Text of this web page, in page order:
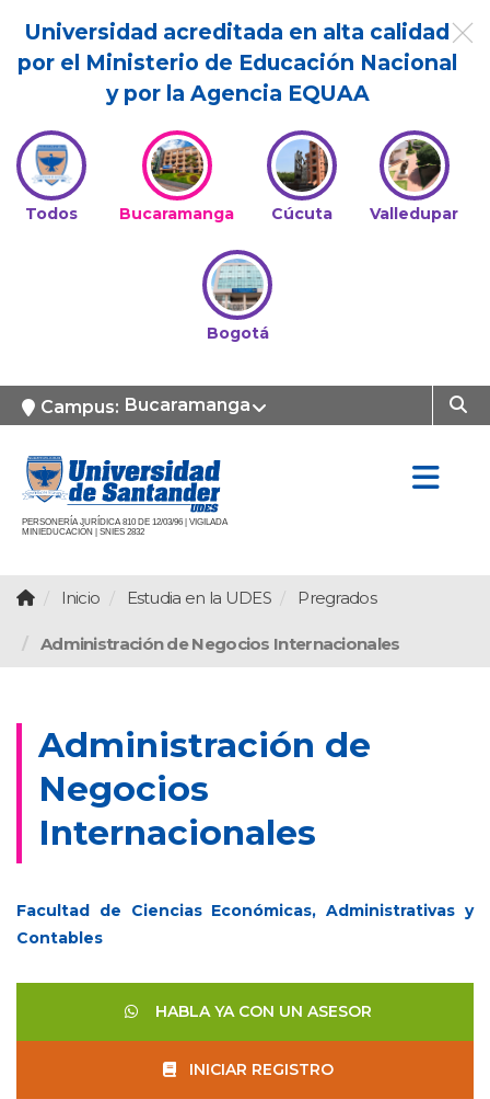
Universidad acreditada en alta calidad
por el Ministerio de Educación Nacional
y por la Agencia EQUAA
Todos Bucaramanga Cúcuta Valledupar
Bogotá
Campus: Bucaramanga
PERSONERÍA JURÍDICA 810 DE 12/03/96 | VIGILADA
MINIEDUCACIÓN | SNIES 2832
Inicio Estudia en la UDES Pregrados
Administración de Negocios Internacionales
Administración de
Negocios
Internacionales
Facultad de Ciencias Económicas, Administrativas y
Contables
HABLA YA CON UN ASESOR
INICIAR REGISTRO